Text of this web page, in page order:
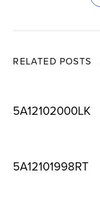
RELATED POSTS
5A12102000LK
5A12101998RT